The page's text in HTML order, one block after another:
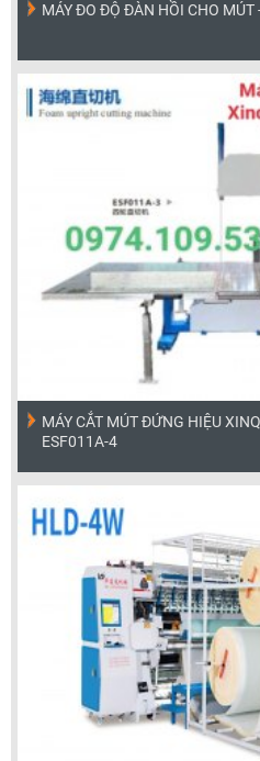
MÁY ĐO ĐỘ ĐÀN HỒI CHO
MÁY CẮT MÚT ĐỨNG HIỆU
ESF011A-4